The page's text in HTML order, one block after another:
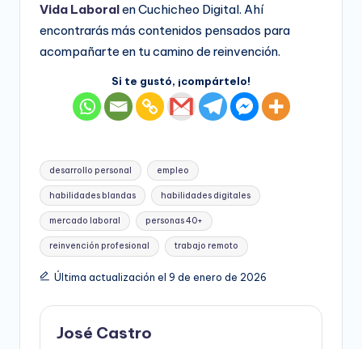
Vida Laboralen Cuchicheo Digital. Ahí
encontrarás más contenidos pensados para
acompañarte en tu camino de reinvención.
Si te gustó, ¡compártelo!
Etiquetas:
desarrollo personal empleo
habilidades blandas habilidades digitales
mercado laboral personas 40+
reinvención profesional trabajo remoto
Última actualización el 9 de enero de 2026
José Castro